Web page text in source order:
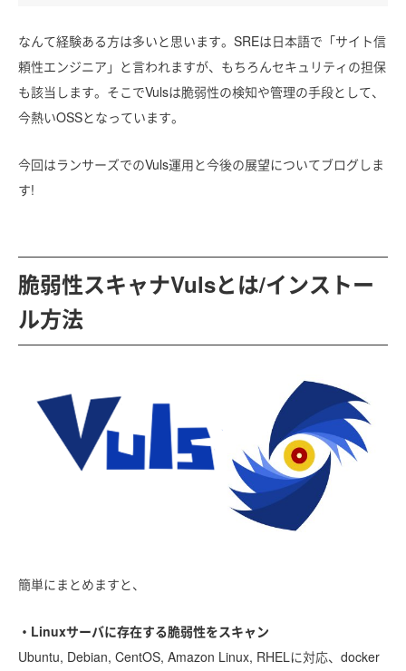
なんて経験ある方は多いと思います。SREは日本語で「サイト信
頼性エンジニア」と言われますが、もちろんセキュリティの担保
も該当します。そこでVulsは脆弱性の検知や管理の手段として、
今熱いOSSとなっています。
今回はランサーズでのVuls運用と今後の展望についてブログしま
す!
脆弱性スキャナVulsとは/インストー
ル方法
簡単にまとめますと、
・Linuxサーバに存在する脆弱性をスキャン
Ubuntu, Debian, CentOS, Amazon Linux, RHELに対応、docker